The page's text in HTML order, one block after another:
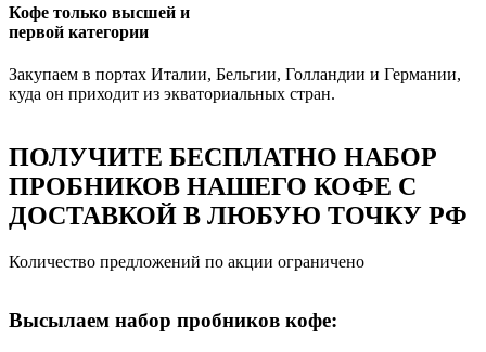
Кофе только высшей и
первой категории
Закупаем в портах Италии, Бельгии, Голландии и Германии,
куда он приходит из экваториальных стран.
ПОЛУЧИТЕ БЕСПЛАТНО НАБОР
ПРОБНИКОВ НАШЕГО КОФЕ С
ДОСТАВКОЙ В ЛЮБУЮ ТОЧКУ РФ
Количество предложений по акции ограничено
Высылаем набор пробников кофе: